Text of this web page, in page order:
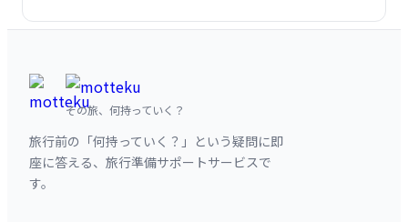
その旅、何持っていく？
旅行前の「何持っていく？」という疑問に即
座に答える、旅行準備サポートサービスで
す。